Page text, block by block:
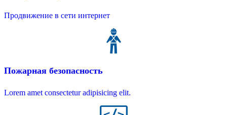
Продвижение в сети интернет
Пожарная безопасность
Lorem amet consectetur adipisicing elit.